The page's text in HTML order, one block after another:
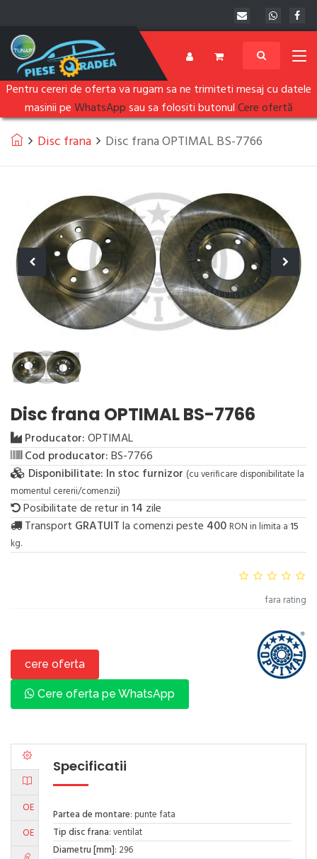
Pentru cereri de oferta va rugam sa ne trimiteti mesaj cu datele
masinii peWhatsAppsau sa folositi butonulCere ofertă
Disc frana Disc frana OPTIMAL BS-7766
Disc frana OPTIMAL BS-7766
Producator:OPTIMAL
Cod producator:BS-7766
Disponibilitate: In stoc furnizor (cu verificare disponibilitate la
momentul cererii/comenzii)
Posibilitate de retur in14 zile
Transport GRATUITla comenzi peste 400 RON in limita a15
kg.
fara rating
cere oferta
Cere oferta pe WhatsApp
OE
OE
Specificatii
Partea de montare: punte fata
Tip disc frana: ventilat
Diametru [mm]: 296